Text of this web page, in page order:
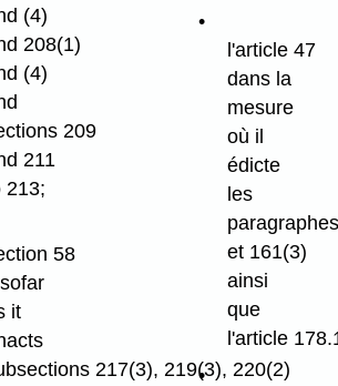
(4)
208(1)
(4)
209
211
213;
58
it
217(3), 219(3), 220(2)
l'article 47
dans la
mesure
où il
édicte
les
et 161(3)
ainsi
que
l'article